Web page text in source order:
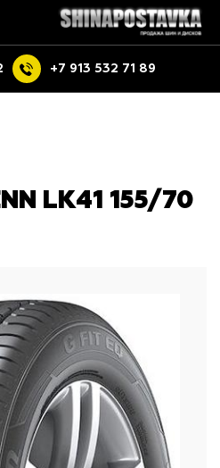
+7 913 532 71 89
LK41 155/70